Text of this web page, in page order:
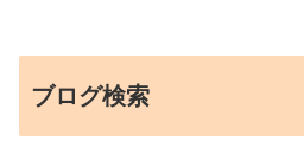
ブログ検索